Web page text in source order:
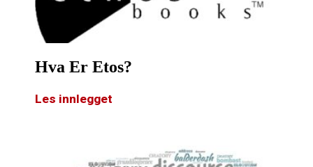
Hva Er Etos?
Les innlegget